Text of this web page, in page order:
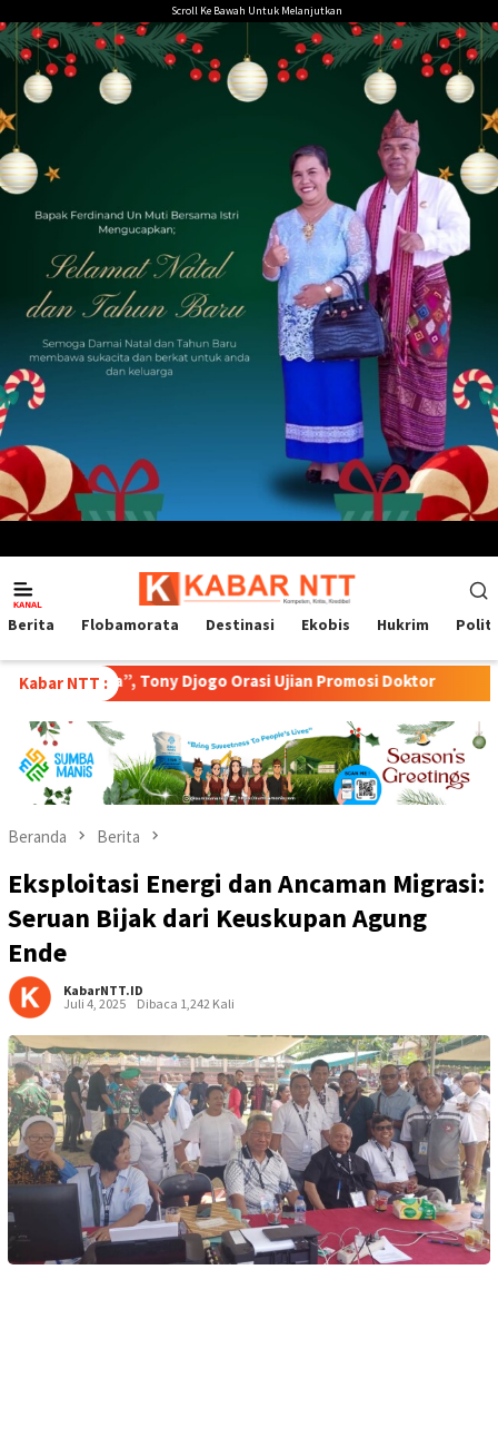
ke
konten
Scroll Ke Bawah Untuk Melanjutkan
Mobile
Berita Flobamorata Destinasi Ekobis Hukrim
Kabar NTT :
Tony Djogo Orasi Ujian Promosi Doktor
Beranda Berita
Eksploitasi Energi dan Ancaman Migrasi:
Seruan Bijak dari Keuskupan Agung
Ende
KabarNTT.ID
Juli 4, 2025
Dibaca 1,242 Kali